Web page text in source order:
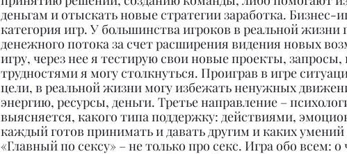
деньгам и отыскать новые стратегии заработка. Бизнес-
категория игр. У большинства игроков в реальной жизни
денежного потока за счет расширения видения новых
игру, через нее я тестирую свои новые проекты,
трудностями я могу столкнуться. Проиграв в игре
цели, в реальной жизни могу избежать ненужных
энергию, ресурсы, деньги. Третье направление –
выясняется, какого типа поддержку: действиями,
каждый готов принимать и давать другим и каких умений
«Главный по сексу» – не только про секс. Игра обо всем: